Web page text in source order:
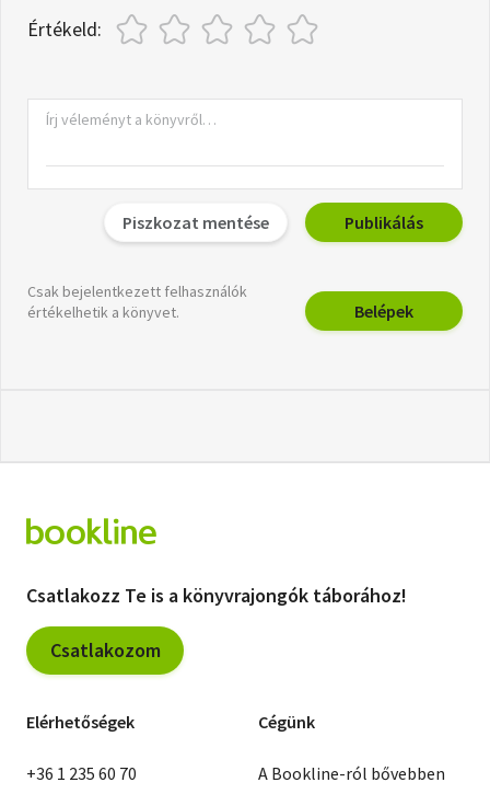
Értékeld:
Piszkozat mentése Publikálás
Csak bejelentkezett felhasználók
értékelhetik a könyvet.
Belépek
Csatlakozz Te is a könyvrajongók táborához!
Csatlakozom
Elérhetőségek
+36 1 235 60 70
Cégünk
A Bookline-ról bővebben